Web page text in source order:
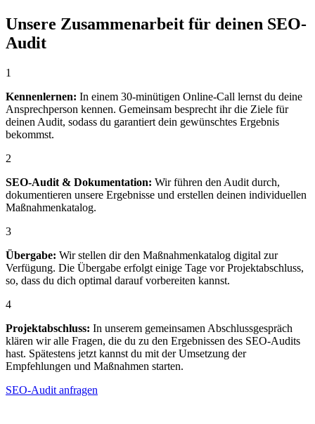
Unsere Zusammenarbeit für deinen SEO-
Audit
1
Kennenlernen: In einem 30-minütigen Online-Call lernst du deine
Ansprechperson kennen. Gemeinsam besprecht ihr die Ziele für
deinen Audit, sodass du garantiert dein gewünschtes Ergebnis
bekommst.
2
SEO-Audit & Dokumentation: Wir führen den Audit durch,
dokumentieren unsere Ergebnisse und erstellen deinen individuellen
Maßnahmenkatalog.
3
Übergabe: Wir stellen dir den Maßnahmenkatalog digital zur
Verfügung. Die Übergabe erfolgt einige Tage vor Projektabschluss,
so, dass du dich optimal darauf vorbereiten kannst.
4
Projektabschluss: In unserem gemeinsamen Abschlussgespräch
klären wir alle Fragen, die du zu den Ergebnissen des SEO-Audits
hast. Spätestens jetzt kannst du mit der Umsetzung der
Empfehlungen und Maßnahmen starten.
SEO-Audit anfragen